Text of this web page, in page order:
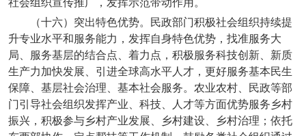
（十六）突出特色优势。民政部门积极社会组织持续提
升专业水平和服务能力，发挥自身特色优势，找准服务大
局、服务基层的结合点、着力点，积极服务科技创新、新质
生产力加快发展、引进全球高水平人才，更好服务基本民生
保障、基层社会治理、基本社会服务。农业农村、民政等部
门引导社会组织发挥产业、科技、人才等方面优势服务乡村
振兴，积极参与乡村产业发展、乡村建设、乡村治理；依托